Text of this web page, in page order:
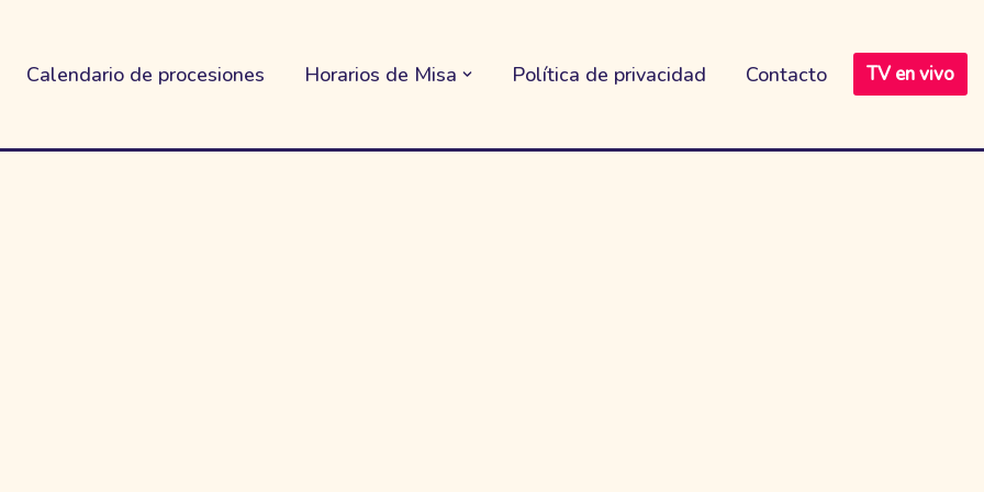
Calendario de procesiones Horarios de Misa Política de privacidad Contacto TV en vivo